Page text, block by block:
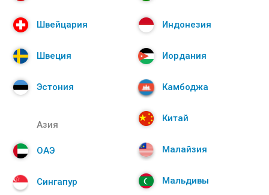
Швейцария
Швеция
Эстония
Индонезия
Иордания
Камбоджа
Китай
Малайзия
Мальдивы
Азия
ОАЭ
Сингапур